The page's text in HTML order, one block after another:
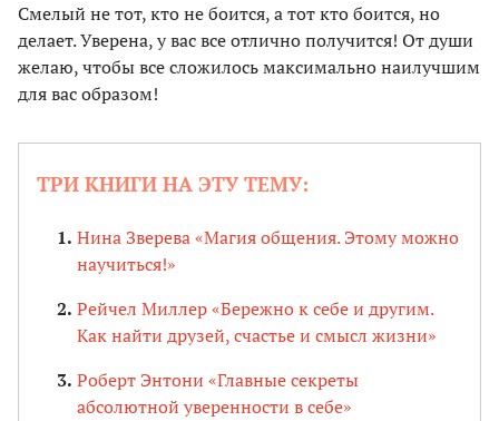
Смелый не тот, кто не боится, а тот кто боится, но
делает. Уверена, у вас все отлично получится! От души
желаю, чтобы все сложилось максимально наилучшим
для вас образом!
ТРИ КНИГИ НА ЭТУ ТЕМУ:
Нина Зверева «Магия общения. Этому можно
научиться!»
Рейчел Миллер «Бережно к себе и другим.
Как найти друзей, счастье и смысл жизни»
Роберт Энтони «Главные секреты
абсолютной уверенности в себе»